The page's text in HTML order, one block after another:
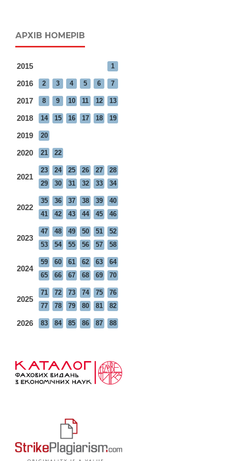
АРХІВ НОМЕРІВ
2015 1
2016 2 3 4 5 6 7
2017 8 9 10 11 12 13
2018 14 15 16 17 18 19
2019 20
2020 21 22
2021
23 24 25 26 27
28
29
30 31 32 33 34
2022
35 36 37 38 39
40
41
42 43 44 45 46
2023
47 48 49 50 51
52
53
54 55 56 57 58
2024
59 60 61 62 63
64
65
66 67 68 69 70
2025
71 72 73 74 75
76
77
78 79 80 81 82
2026 83 84 85 86 87 88